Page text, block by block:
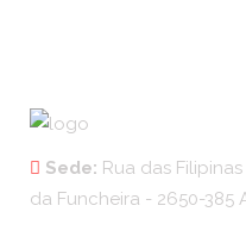
Sede: Rua das
da Funcheira - 2650-385